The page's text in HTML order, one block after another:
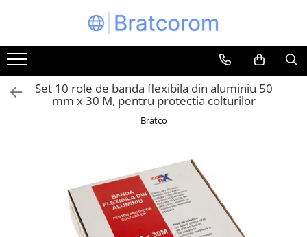
Toate Produsele
Articole animale
Adapatoare animale
Produse igiena externa animale
Bucatarii de vara Tuozi
Set 10 role de banda flexibila din aluminiu 50
mm x 30 M, pentru protectia colturilor
Bratco